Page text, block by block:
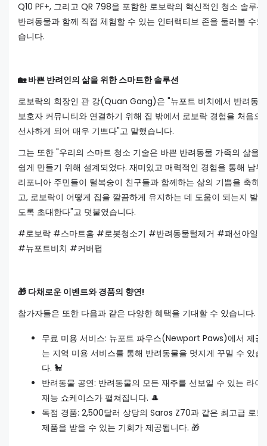
Q10 PF+, 그리고 QR 798을 포함한 로보락의 혁신적인 청소 솔루
반려동물과 함께 직접 체험할 수 있는 인터랙티브 존을 둘러볼 수도
습니다.
🏡 바쁜 반려인의 삶을 위한 스마트한 솔루션
로보락의 회장인 관 강(Quan Gang)은 "뉴포트 비치에서 반려동물
보호자 커뮤니티와 연결하기 위해 집 밖에서 로보락 경험을 처음으
선사하게 되어 매우 기쁘다"고 말했습니다.
그는 또한 "우리의 스마트 청소 기술은 바쁜 반려동물 가족의 삶을
쉽게 만들기 위해 설계되었다. 재미있고 매력적인 경험을 통해 남부
리포니아 주민들이 털복숭이 친구들과 함께하는 삶의 기쁨을 축하
고, 로보락이 어떻게 집을 깔끔하게 유지하는 데 도움이 되는지 발
도록 초대한다"고 덧붙였습니다.
#로보락 #스마트홈 #로봇청소기 #반려동물털제거 #패션아일
#뉴포트비치 #커버펍
🎁 다채로운 이벤트와 경품의 향연!
참가자들은 또한 다음과 같은 다양한 혜택을 기대할 수 있습니다.
무료 미용 서비스: 뉴포트 파우스(Newport Paws)에서 제공
는 지역 미용 서비스를 통해 반려동물을 멋지게 꾸밀 수 있습
다. 🐩
반려동물 공연: 반려동물의 모든 재주를 선보일 수 있는 라이
재능 쇼케이스가 펼쳐집니다. 🎩
독점 경품: 2,500달러 상당의 Saros Z70과 같은 최고급 로보
제품을 받을 수 있는 기회가 제공됩니다. 🎁